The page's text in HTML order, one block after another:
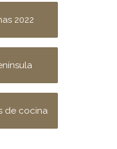
2022
de cocina